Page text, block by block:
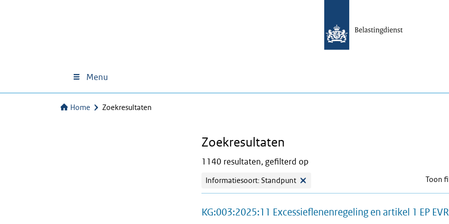
Menu
Home Zoekresultaten
Zoekresultaten
1140 resultaten, gefilterd op
Informatiesoort: Standpunt Toon
KG:003:2025:11 Excessieflenenregeling en artikel 1 EP